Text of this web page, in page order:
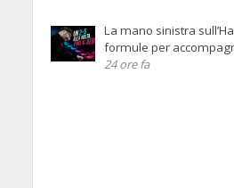
La mano sinistra
formule per
24 ore fa